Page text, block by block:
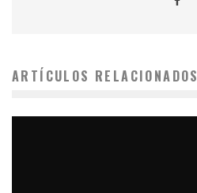
ARTÍCULOS RELACIONADOS